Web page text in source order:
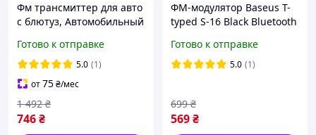
Фм трансмиттер для авто
с блютуз, Автомобильный
Type-C, С подсветкой),
THO
Готово к отправке
5.0 (1)
от75₴/мес
746₴
1 492 ₴
ФМ-модулятор Baseus T-
typed S-16 Black Bluetooth
E01/CCMT000201)
Готово к отправке
5.0 (1)
569₴
699 ₴